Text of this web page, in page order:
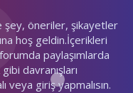
şey, öneriler, şikayetler
hoş geldin.İçerikleri
paylaşımlarda
davranışları
veya giriş yapmalısın.